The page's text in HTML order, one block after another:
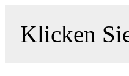
Klicken